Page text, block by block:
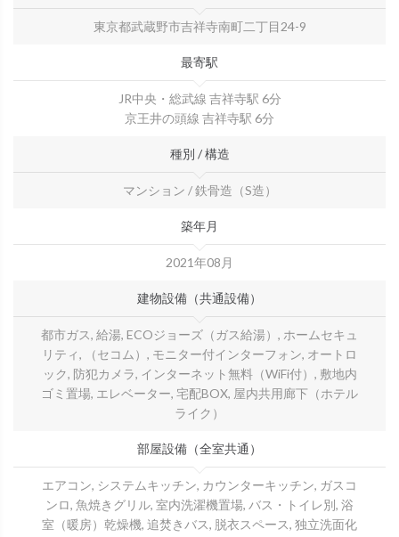
東京都武蔵野市吉祥寺南町二丁目24-9
最寄駅
JR中央・総武線 吉祥寺駅 6分
京王井の頭線 吉祥寺駅 6分
種別 / 構造
マンション / 鉄骨造（S造）
築年月
2021年08月
建物設備（共通設備）
都市ガス, 給湯, ECOジョーズ（ガス給湯）, ホームセキュ
リティ, （セコム）, モニター付インターフォン, オートロ
ック, 防犯カメラ, インターネット無料（WiFi付）, 敷地内
ゴミ置場, エレベーター, 宅配BOX, 屋内共用廊下（ホテル
ライク）
部屋設備（全室共通）
エアコン, システムキッチン, カウンターキッチン, ガスコ
ンロ, 魚焼きグリル, 室内洗濯機置場, バス・トイレ別, 浴
室（暖房）乾燥機, 追焚きバス, 脱衣スペース, 独立洗面化